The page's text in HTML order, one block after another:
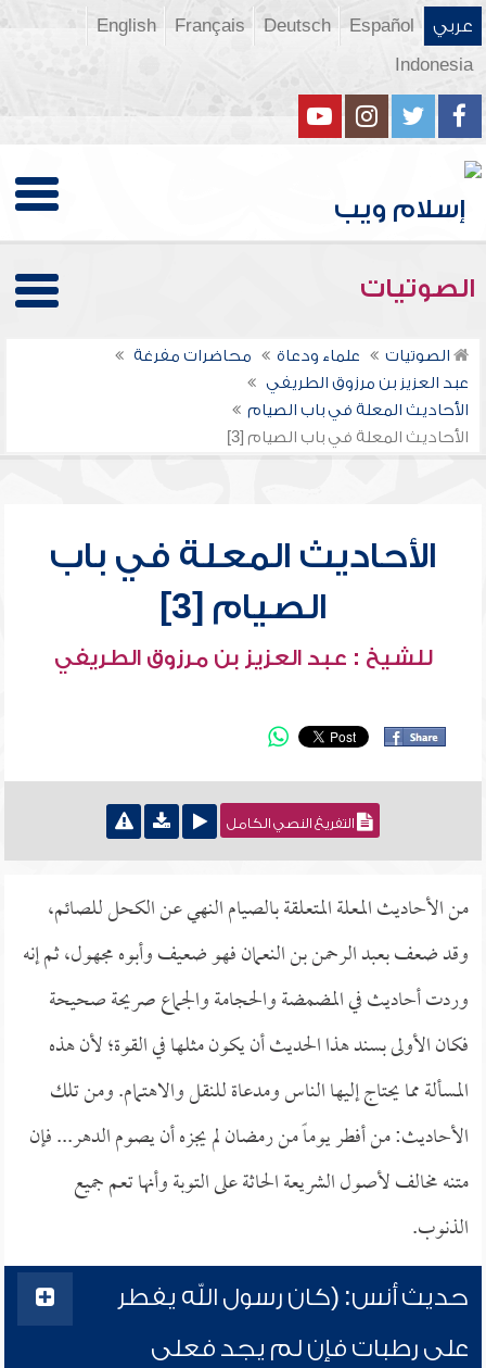
عربي Español
Deutsch
Français
English
Indonesia
الصوتيات
الصوتيات علماء ودعاة
محاضرات مفرغة
عبد العزيز بن مرزوق الطريفي
الأحاديث المعلة في باب الصيام
الأحاديث المعلة في باب الصيام [3]
الأحاديث المعلة في باب
الصيام [3]
للشيخ : عبد العزيز بن مرزوق الطريفي
التفريغ النصي الكامل
من الأحاديث المعلة المتعلقة بالصيام النهي عن الكحل للصائم،
وقد ضعف بعبد الرحمن بن النعمان فهو ضعيف وأبوه مجهول، ثم إنه
وردت أحاديث في المضمضة والحجامة والجماع صريحة صحيحة
فكان الأولى بسند هذا الحديث أن يكون مثلها في القوة؛ لأن هذه
المسألة مما يحتاج إليها الناس ومدعاة للنقل والاهتمام. ومن تلك
الأحاديث: من أفطر يوماً من رمضان لم يجزه أن يصوم الدهر... فإن
متنه مخالف لأصول الشريعة الحاثة على التوبة وأنها تعم جميع
الذنوب.
حديث أنس: (كان رسول الله يفطر
على رطبات فإن لم يجد فعلى